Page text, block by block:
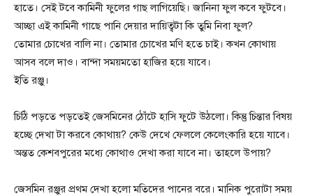
হাতে। সেই টবে কামিনী ফুলের গাছ লাগিয়েছি। জানিনা ফুল কবে ফুটবে।
আচ্ছা এই কামিনী গাছে পানি দেয়ার দায়িত্বটা কি তুমি নিবা ফুল?
তোমার চোখের বালি না। তোমার চোখের মণি হতে চাই। কখন কোথায়
আসব বলে দাও। বান্দা সময়মতো হাজির হয়ে যাবে।
ইতি রঞ্জু।
চিঠি পড়তে পড়তেই জেসমিনের ঠোঁটে হাসি ফুটে উঠলো। কিন্তু চিন্তার বিষয়
হচ্ছে দেখা টা করবে কোথায়? কেউ দেখে ফেললে কেলেংকারি হয়ে যাবে।
অন্তত কেশবপুরের মধ্যে কোথাও দেখা করা যাবে না। তাহলে উপায়?
জেসমিন রঞ্জুর প্রথম দেখা হলো মতিদের পানের বরে। মানিক পুরোটা সময়